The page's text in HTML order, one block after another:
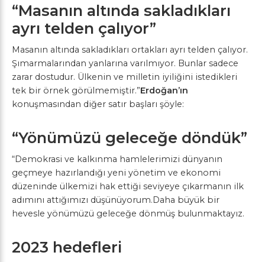
“Masanın altında sakladıkları
ayrı telden çalıyor”
Masanın altında sakladıkları ortakları ayrı telden çalıyor.
Şımarmalarından yanlarına varılmıyor. Bunlar sadece
zarar dostudur. Ülkenin ve milletin iyiliğini istedikleri
tek bir örnek görülmemiştir.”Erdoğan’ın
konuşmasından diğer satır başları şöyle:
“Yönümüzü geleceğe döndük”
“Demokrasi ve kalkınma hamlelerimizi dünyanın
geçmeye hazırlandığı yeni yönetim ve ekonomi
düzeninde ülkemizi hak ettiği seviyeye çıkarmanın ilk
adımını attığımızı düşünüyorum.Daha büyük bir
hevesle yönümüzü geleceğe dönmüş bulunmaktayız.
2023 hedefleri